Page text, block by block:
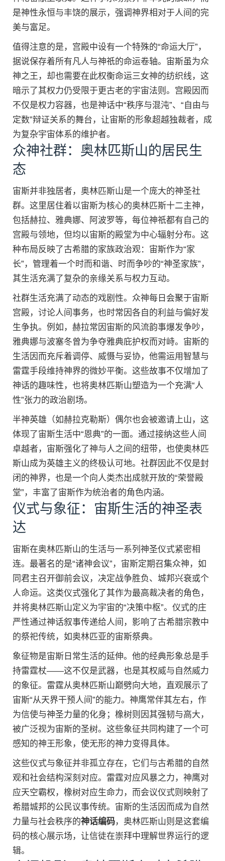
是神性永恒与丰饶的展示，强调神界相对于人间的完
美与富足。
值得注意的是，宫殿中设有一个特殊的“命运大厅”，
据说保存着所有凡人与神祇的命运卷轴。宙斯虽为众
神之王，却也需要在此权衡命运三女神的纺织线，这
暗示了其权力仍受限于更古老的宇宙法则。宫殿因而
不仅是权力容器，也是神话中“秩序与混沌”、“自由与
定数”辩证关系的舞台，让宙斯的形象超越独裁者，成
为复杂宇宙体系的维护者。
众神社群：奥林匹斯山的居民生
态
宙斯并非独居者，奥林匹斯山是一个庞大的神圣社
群。这里居住着以宙斯为核心的奥林匹斯十二主神，
包括赫拉、雅典娜、阿波罗等，每位神祇都有自己的
宫殿与领地，但均以宙斯的殿堂为中心辐射分布。这
种布局反映了古希腊的家族政治观：宙斯作为“家
长”，管理着一个时而和谐、时而争吵的“神圣家族”，
其生活充满了复杂的亲缘关系与权力互动。
社群生活充满了动态的戏剧性。众神每日会聚于宙斯
宫殿，讨论人间事务，也时常因各自的利益与偏好发
生争执。例如，赫拉常因宙斯的风流韵事爆发争吵，
雅典娜与波塞冬曾为争夺雅典庇护权而对峙。宙斯的
生活因而充斥着调停、威慑与妥协，他需运用智慧与
雷霆手段维持神界的微妙平衡。这些故事不仅增加了
神话的趣味性，也将奥林匹斯山塑造为一个充满“人
性”张力的政治剧场。
半神英雄（如赫拉克勒斯）偶尔也会被邀请上山，这
体现了宙斯生活中“恩典”的一面。通过接纳这些人间
卓越者，宙斯强化了神与人之间的纽带，也使奥林匹
斯山成为英雄主义的终极认可地。社群因此不仅是封
闭的神界，也是一个向人类杰出成就开放的“荣誉殿
堂”，丰富了宙斯作为统治者的角色内涵。
仪式与象征：宙斯生活的神圣表
达
宙斯在奥林匹斯山的生活与一系列神圣仪式紧密相
连。最著名的是“诸神会议”，宙斯定期召集众神，如
同君主召开御前会议，决定战争胜负、城邦兴衰或个
人命运。这类仪式强化了其作为最高裁决者的角色，
并将奥林匹斯山定义为宇宙的“决策中枢”。仪式的庄
严性通过神话叙事传递给人间，影响了古希腊宗教中
的祭祀传统，如奥林匹亚的宙斯祭典。
象征物是宙斯日常生活的延伸。他的经典形象总是手
持雷霆杖——这不仅是武器，也是其权威与自然威力
的象征。雷霆从奥林匹斯山巅劈向大地，直观展示了
宙斯“从天界干预人间”的能力。神鹰常伴其左右，作
为信使与神圣力量的化身；橡树则因其强韧与高大，
被广泛视为宙斯的圣树。这些象征共同构建了一个可
感知的神王形象，使无形的神力变得具体。
这些仪式与象征并非孤立存在，它们与古希腊的自然
观和社会结构深刻对应。雷霆对应风暴之力，神鹰对
应天空霸权，橡树对应生命力，而会议仪式则映射了
希腊城邦的公民议事传统。宙斯的生活因而成为自然
力量与社会秩序的神话编码，奥林匹斯山则是这套编
码的核心展示场，让信徒在崇拜中理解世界运行的逻
辑。